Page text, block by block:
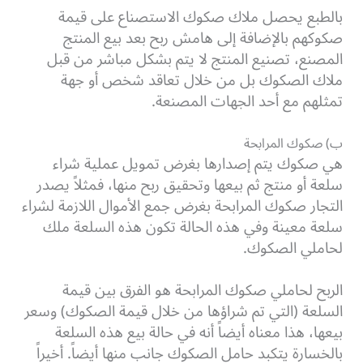
بالطبع يحصل ملاك صكوك الاستصناع على قيمة
صكوكهم بالإضافة إلى هامش ربح بعد بيع المنتج
المصنع، تصنيع المنتج لا يتم بشكل مباشر من قبل
ملاك الصكوك بل من خلال تعاقد شخص أو جهة
تمثلهم مع أحد الجهات المصنعة.
ب) صكوك المرابحة
هي صكوك يتم إصدارها بغرض تمويل عملية شراء
سلعة أو منتج ثم بيعها وتحقيق ربح منها، فمثلاً يصدر
التجار صكوك المرابحة بغرض جمع الأموال اللازمة لشراء
سلعة معينة وفي هذه الحالة تكون هذه السلعة ملك
لحاملي الصكوك.
الربح لحاملي صكوك المرابحة هو الفرق بين قيمة
السلعة (التي تم شراؤها من خلال قيمة الصكوك) وسعر
بيعها، هذا معناه أيضاً أنه في حالة بيع هذه السلعة
بالخسارة يتكبد حامل الصكوك جانب منها أيضاً. أخيراً